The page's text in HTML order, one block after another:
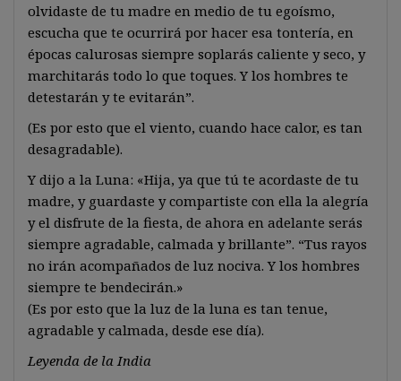
olvidaste de tu madre en medio de tu egoísmo,
escucha que te ocurrirá por hacer esa tontería, en
épocas calurosas siempre soplarás caliente y seco, y
marchitarás todo lo que toques. Y los hombres te
detestarán y te evitarán”.
(Es por esto que el viento, cuando hace calor, es tan
desagradable).
Y dijo a la Luna: «Hija, ya que tú te acordaste de tu
madre, y guardaste y compartiste con ella la alegría
y el disfrute de la fiesta, de ahora en adelante serás
siempre agradable, calmada y brillante”. “Tus rayos
no irán acompañados de luz nociva. Y los hombres
siempre te bendecirán.»
(Es por esto que la luz de la luna es tan tenue,
agradable y calmada, desde ese día).
Leyenda de la India